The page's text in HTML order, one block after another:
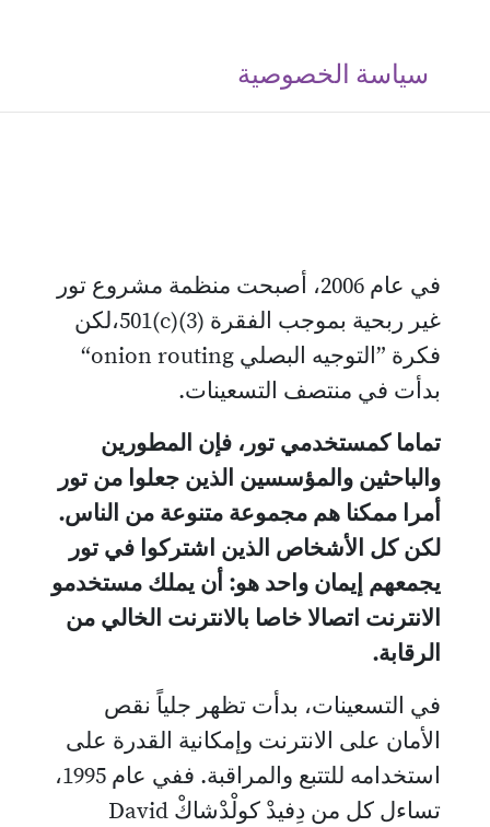
‮سياسة الخصوصية
في عام 2006، أصبحت منظمة مشروع تور
غير ربحية بموجب الفقرة ‎501(c)(3)،لكن
فكرة ”التوجيه البصلي onion routing“
بدأت في منتصف التسعينات.
تماما كمستخدمي تور، فإن المطورين
والباحثين والمؤسسين الذين جعلوا من تور
أمرا ممكنا هم مجموعة متنوعة من الناس.
لكن كل الأشخاص الذين اشتركوا في تور
يجمعهم إيمان واحد هو: أن يملك مستخدمو
الانترنت اتصالا خاصا بالانترنت الخالي من
الرقابة.
في التسعينات، بدأت تظهر جلياً نقص
الأمان على الانترنت وإمكانية القدرة على
استخدامه للتتبع والمراقبة. ففي عام 1995،
تساءل كل من دِفيدْ كولْدْشاكْ David